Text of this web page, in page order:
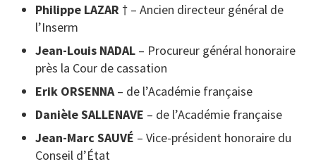
Philippe LAZAR † – Ancien directeur général de
l’Inserm
Jean-Louis NADAL – Procureur général honoraire
près la Cour de cassation
Erik ORSENNA– de l’Académie française
Danièle SALLENAVE – de l’Académie française
Jean-Marc SAUVÉ – Vice-président honoraire du
Conseil d’État